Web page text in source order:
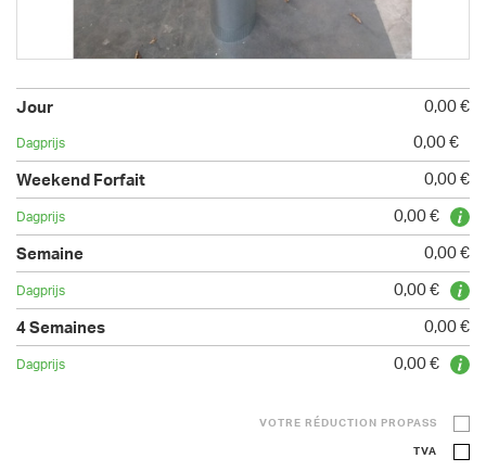
0,00 €
0,00 €
0,00 €
0,00 €
0,00 €
0,00 €
0,00 €
0,00 €
VOTRE RÉDUCTION PROPASS
TVA